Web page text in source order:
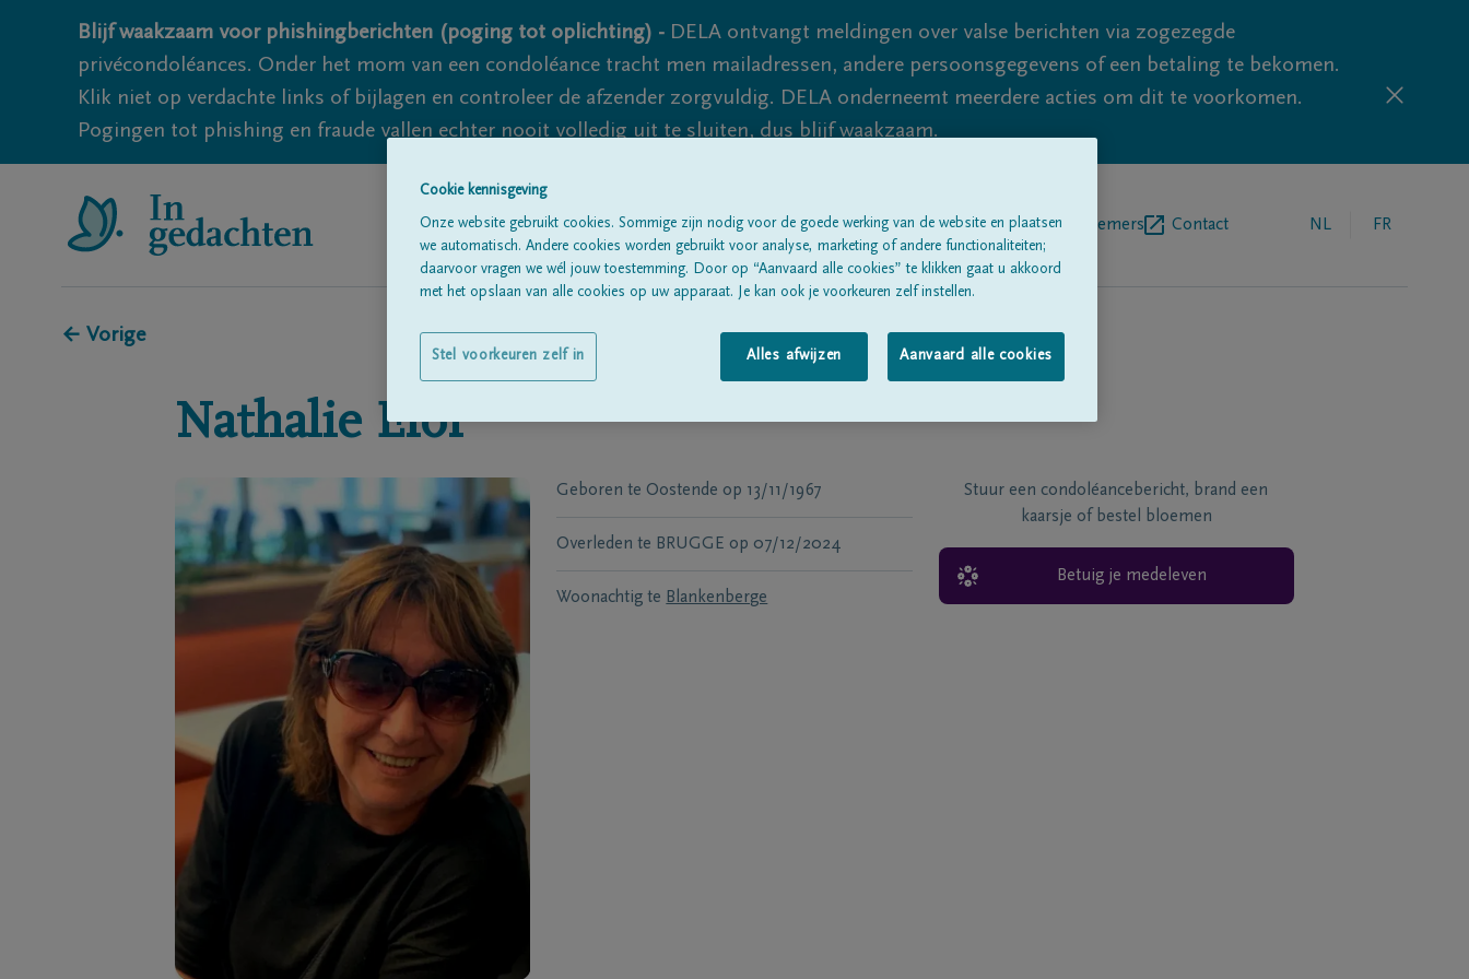
Blijf waakzaam voor phishingberichten (poging tot oplichting) - DELA ontvangt meldingen over valse berichten via zogezegde
privécondoléances. Onder het mom van een condoléance tracht men mailadressen, andere persoonsgegevens of een betaling te bekomen.
Klik niet op verdachte links of bijlagen en controleer de afzender zorgvuldig. DELA onderneemt meerdere acties om dit te voorkomen.
Pogingen tot phishing en fraude vallen echter nooit volledig uit te sluiten, dus blijf waakzaam.
Alle rouwberichtenOver onsBegrafenisondernemers Contact NL FR
← Vorige
Nathalie Eloi
Geboren te Oostende op 13/11/1967
Overleden te BRUGGE op 07/12/2024
Woonachtig te Blankenberge
Stuur een condoléancebericht, brand een
kaarsje of bestel bloemen
Betuig je medeleven
Cookie kennisgeving
Onze website gebruikt cookies. Sommige zijn nodig voor de goede werking van de website en plaatsen
we automatisch. Andere cookies worden gebruikt voor analyse, marketing of andere functionaliteiten;
daarvoor vragen we wél jouw toestemming. Door op “Aanvaard alle cookies” te klikken gaat u akkoord
met het opslaan van alle cookies op uw apparaat. Je kan ook je voorkeuren zelf instellen.
Alles afwijzen Aanvaard alle cookies
Stel voorkeuren zelf in